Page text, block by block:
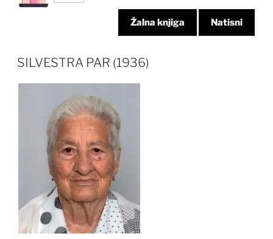
Žalna knjiga Natisni
SILVESTRA PAR (1936)